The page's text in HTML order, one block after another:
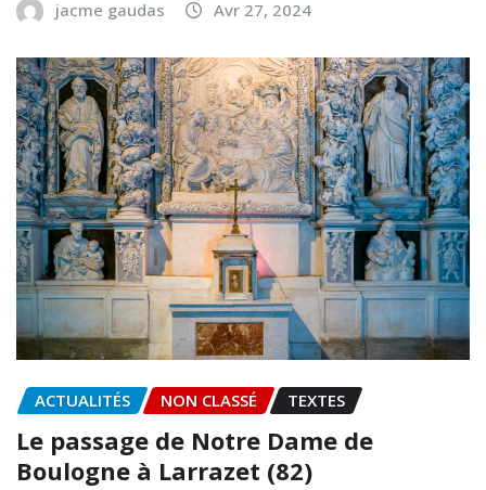
jacme gaudas Avr 27, 2024
ACTUALITÉS NON CLASSÉ TEXTES
Le passage de Notre Dame de
Boulogne à Larrazet (82)